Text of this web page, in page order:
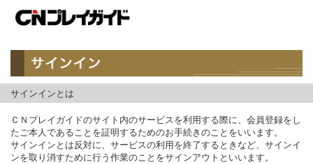
サインインとは
ＣＮプレイガイドのサイト内のサービスを利用する際に、会員登録をし
たご本人であることを証明するためのお手続きのことをいいます。
サインインとは反対に、サービスの利用を終了するときなど、サインイ
ンを取り消すために行う作業のことをサインアウトといいます。